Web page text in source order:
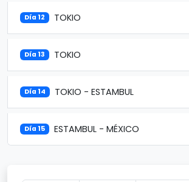
Día 12 TOKIO
Día 13 TOKIO
Día 14 TOKIO - ESTAMBUL
Día 15 ESTAMBUL - MÉXICO